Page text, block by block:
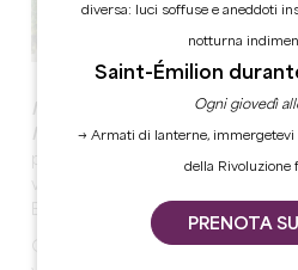
IMMERSIONE NEL CUORE DI
ISCRITTO DALL'UNESCODa
panoramici nei dintorni di Saint-
Emilion Grand Cru!
Questa visita a piedi vi darà
diversa: luci soffuse e aneddoti
notturna
Saint-Émilion
Ogni giovedì
→ Armati di lanterne, immergetevi
della Rivoluzione
PRENOTA